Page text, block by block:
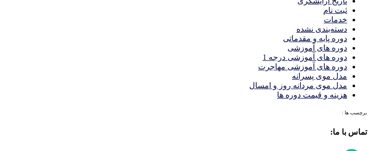
ثبت نام
خدمات
دسته‌بندی نشده
دوره پایه و مقدماتی
دوره های آموزشی
دوره های آموزشی درجه 1
دوره های آموزشی مهاجرت
مدل موی پسرانه
مدل موی مردانه روز و امسال
هزینه و قیمت دوره ها
برچسب ها :
تماس با ما: